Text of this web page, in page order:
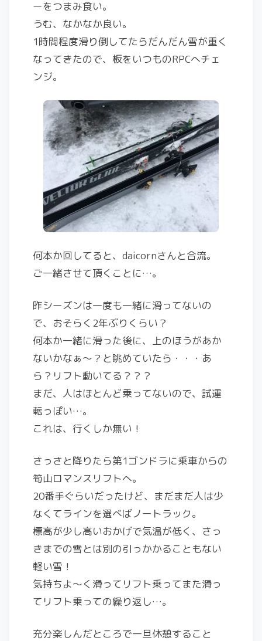
ーをつまみ食い。
うむ、なかなか良い。
1時間程度滑り倒してたらだんだん雪が重く
なってきたので、板をいつものRPCへチェ
ンジ。
何本か回してると、daicornさんと合流。
ご一緒させて頂くことに…。
昨シーズンは一度も一緒に滑ってないの
で、おそらく2年ぶりくらい？
何本か一緒に滑った後に、上のほうがあか
ないかなぁ～？と眺めていたら・・・あ
ら？リフト動いてる？？？
まだ、人はほとんど乗ってないので、試運
転っぽい…。
これは、行くしか無い！
さっさと降りたら第1ゴンドラに乗車からの
筍山ロマンスリフトへ。
20番手ぐらいだったけど、まだまだ人は少
なくてラインを選べばノートラック。
標高が少し高いおかげで気温が低く、さっ
きまでの雪とは別の引っかかることもない
軽い雪！
気持ちよ～く滑ってリフト乗ってまた滑っ
てリフト乗っての繰り返し…。
充分楽しんだところで一旦休憩すること